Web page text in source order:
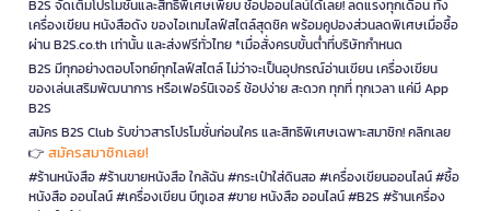
B2S จัดเต็มโปรโมชั่นและสิทธิพิเศษเพียบ ช้อปออนไลน์ได้เลย! ลดแรงทุกเดือน ทั้ง
เครื่องเขียน หนังสือดัง ของไอเทมไลฟ์สไตล์สุดชิค พร้อมคูปองส่วนลดพิเศษเมื่อซื้อ
ผ่าน B2S.co.th เท่านั้น และส่งฟรีทั่วไทย *เมื่อสั่งครบขั้นต่ำที่บริษัทกำหนด
B2S มีทุกอย่างตอบโจทย์ทุกไลฟ์สไตล์ ไม่ว่าจะเป็นอุปกรณ์อ่านเขียน เครื่องเขียน
ของเล่นเสริมพัฒนาการ หรือเฟอร์นิเจอร์ ช้อปง่าย สะดวก ทุกที่ ทุกเวลา แค่มี App
B2S
สมัคร B2S Club รับข่าวสารโปรโมชั่นก่อนใคร และสิทธิพิเศษเฉพาะสมาชิก! คลิกเลย
👉 สมัครสมาชิกเลย!
#ร้านหนังสือ #ร้านขายหนังสือ ใกล้ฉัน #กระเป๋าใส่ดินสอ #เครื่องเขียนออนไลน์ #ซื้อ
หนังสือ ออนไลน์ #เครื่องเขียน บีทูเอส #ขาย หนังสือ ออนไลน์ #B2S #ร้านเครื่อง